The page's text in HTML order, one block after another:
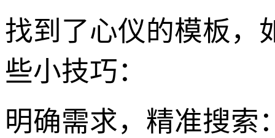
找到了心仪的模板，
些小技巧：
明确需求，精准搜索